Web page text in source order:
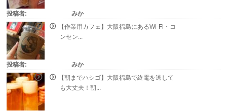
投稿者:
みか
【作業用カフェ】大阪福島にあるWi-Fi・コ
ンセン...
投稿者:
みか
【朝までハシゴ】大阪福島で終電を逃して
も大丈夫！朝...